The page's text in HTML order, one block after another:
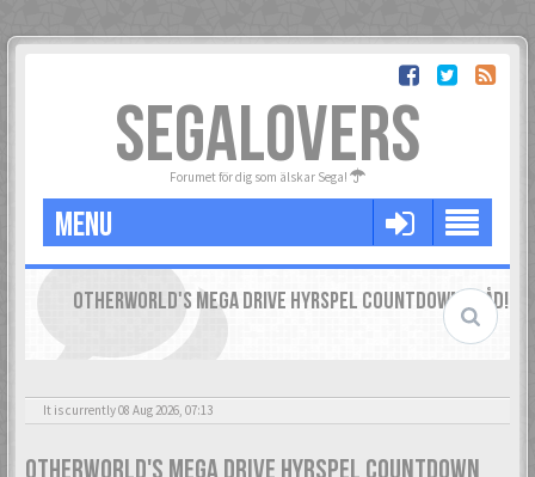
SEGALOVERS
Forumet för dig som älskar Sega!
MENU
OTHERWORLD'S MEGA DRIVE HYRSPEL COUNTDOWN TRÅD!
It is currently 08 Aug 2026, 07:13